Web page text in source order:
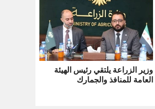
وزير الزراعة يلتقي رئيس الهيئة
العامة للمنافذ والجمارك